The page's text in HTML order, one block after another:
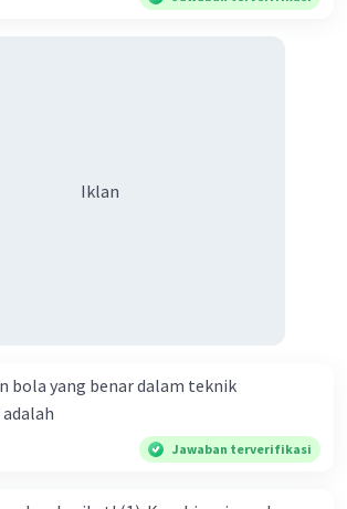
Iklan
bola yang benar dalam teknik
Jawaban terverifikasi